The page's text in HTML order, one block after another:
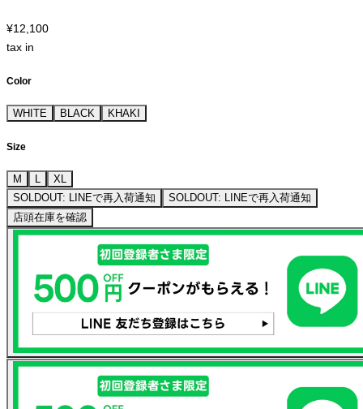
¥12,100
tax in
Color
WHITE BLACK KHAKI
Size
M L
XL
SOLDOUT: LINEで再入荷通知
SOLDOUT: LINEで再入荷通知
店頭在庫を確認